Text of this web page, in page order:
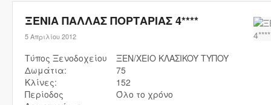
ΞΕΝΙΑ ΠΑΛΛΑΣ ΠΟΡΤΑΡΙΑΣ 4****
5 Απριλίου 2012
Τύπος Ξενοδοχείου
ΞEN/XEIO KΛAΣIKOY TYΠOY
Δωμάτια:
75
Κλίνες:
152
Περίοδος
Όλο το χρόνο